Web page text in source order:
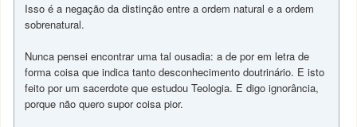
Isso é a negação da distinção entre a ordem natural e a ordem
sobrenatural.
Nunca pensei encontrar uma tal ousadia: a de por em letra de
forma coisa que indica tanto desconhecimento doutrinário. E isto
feito por um sacerdote que estudou Teologia. E digo ignorância,
porque não quero supor coisa pior.